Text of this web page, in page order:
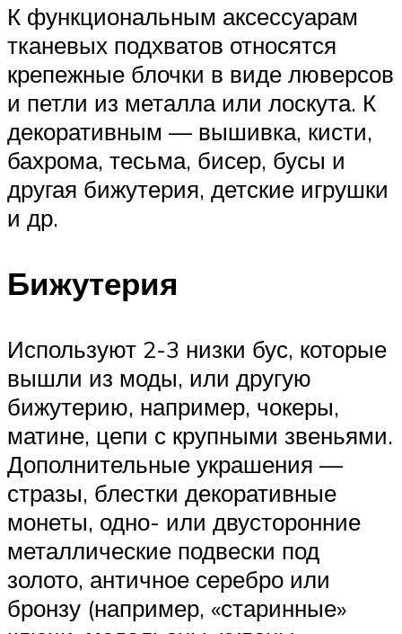
К функциональным аксессуарам
тканевых подхватов относятся
крепежные блочки в виде люверсов
и петли из металла или лоскута. К
декоративным — вышивка, кисти,
бахрома, тесьма, бисер, бусы и
другая бижутерия, детские игрушки
и др.
Бижутерия
Используют 2-3 низки бус, которые
вышли из моды, или другую
бижутерию, например, чокеры,
матине, цепи с крупными звеньями.
Дополнительные украшения —
стразы, блестки декоративные
монеты, одно- или двусторонние
металлические подвески под
золото, античное серебро или
бронзу (например, «старинные»